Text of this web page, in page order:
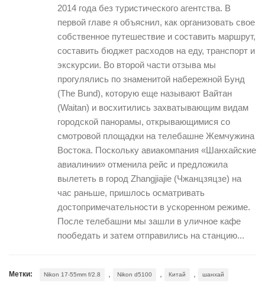
2014 года без туристического агентства. В
первой главе я объяснил, как организовать свое
собственное путешествие и составить маршрут,
составить бюджет расходов на еду, транспорт и
экскурсии. Во второй части отзыва мы
прогулялись по знаменитой набережной Бунд
(The Bund), которую еще называют Вайтан
(Waitan) и восхитились захватывающим видам
городской панорамы, открывающимися со
смотровой площадки на телебашне Жемчужина
Востока. Поскольку авиакомпания «Шанхайские
авиалинии» отменила рейс и предложила
вылететь в город Zhangjiajie (Чжанцзяцзе) на
час раньше, пришлось осматривать
достопримечательности в ускоренном режиме.
После телебашни мы зашли в уличное кафе
пообедать и затем отправились на станцию...
Метки: Nikon 17-55mm f/2.8 , Nikon d5100 , Китай , шанхай